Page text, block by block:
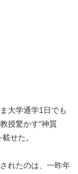
大学通学1日でも
授驚かす“神質
せた。
れたのは、一昨年